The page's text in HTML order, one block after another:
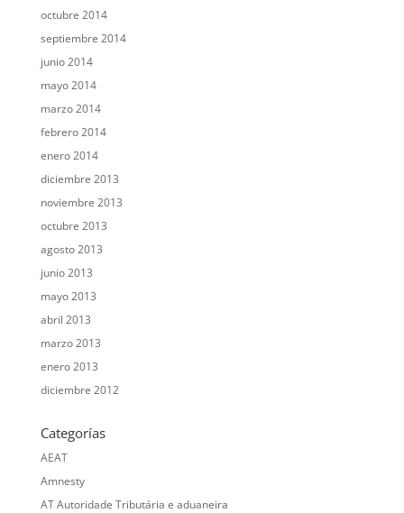
octubre 2014
septiembre 2014
junio 2014
mayo 2014
marzo 2014
febrero 2014
enero 2014
diciembre 2013
noviembre 2013
octubre 2013
agosto 2013
junio 2013
mayo 2013
abril 2013
marzo 2013
enero 2013
diciembre 2012
Categorías
AEAT
Amnesty
AT Autoridade Tributária e aduaneira